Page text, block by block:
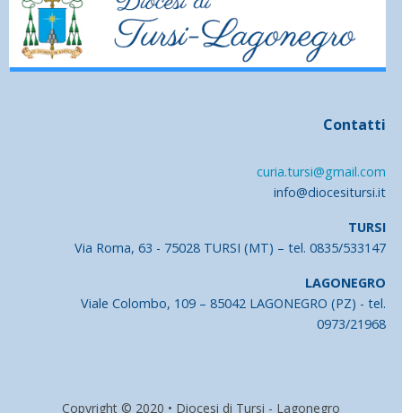
Contatti
curia.tursi@gmail.com
info@diocesitursi.it
TURSI
Via Roma, 63 - 75028 TURSI (MT) – tel. 0835/533147
LAGONEGRO
Viale Colombo, 109 – 85042 LAGONEGRO (PZ) - tel.
0973/21968
Copyright © 2020 • Diocesi di Tursi - Lagonegro